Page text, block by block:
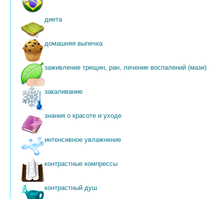
диета
домашняя выпечка
заживление трещин, ран, лечение воспалений (мази)
закаливание
знания о красоте и уходе
интенсивное увлажнение
контрастные компрессы
контрастный душ